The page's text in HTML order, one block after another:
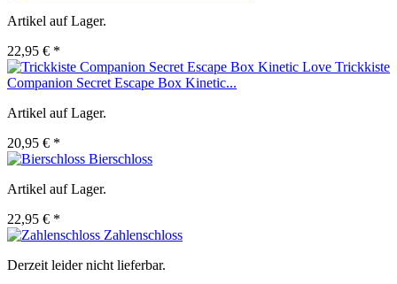
Artikel auf Lager.
22,95 € *
Trickkiste
Companion Secret Escape Box Kinetic...
Artikel auf Lager.
20,95 € *
Bierschloss
Artikel auf Lager.
22,95 € *
Zahlenschloss
Derzeit leider nicht lieferbar.